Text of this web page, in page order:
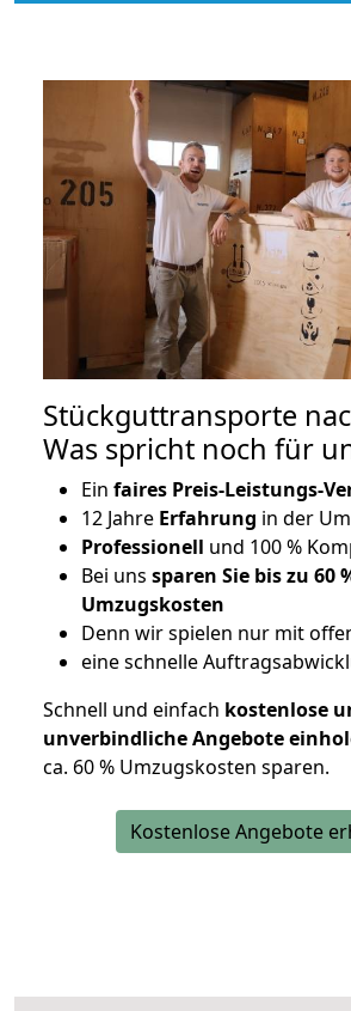
Stückguttransporte
Was spricht noch für
Ein faires Preis-Leistungs-
12 Jahre Erfahrung in der
Professionell und 100 %
Bei uns sparen Sie bis zu 60
Umzugskosten
Denn wir spielen nur mit
eine schnelle
Schnell und einfach kostenlose
unverbindliche Angebote
ca. 60 % Umzugskosten sparen.
Kostenlose Angebote